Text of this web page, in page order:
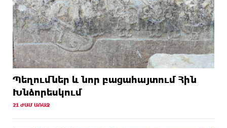
Պեղումներ և նոր բացահայտում Հին
Խնձորեսկում
21 ԺԱՄ ԱՌԱՋ